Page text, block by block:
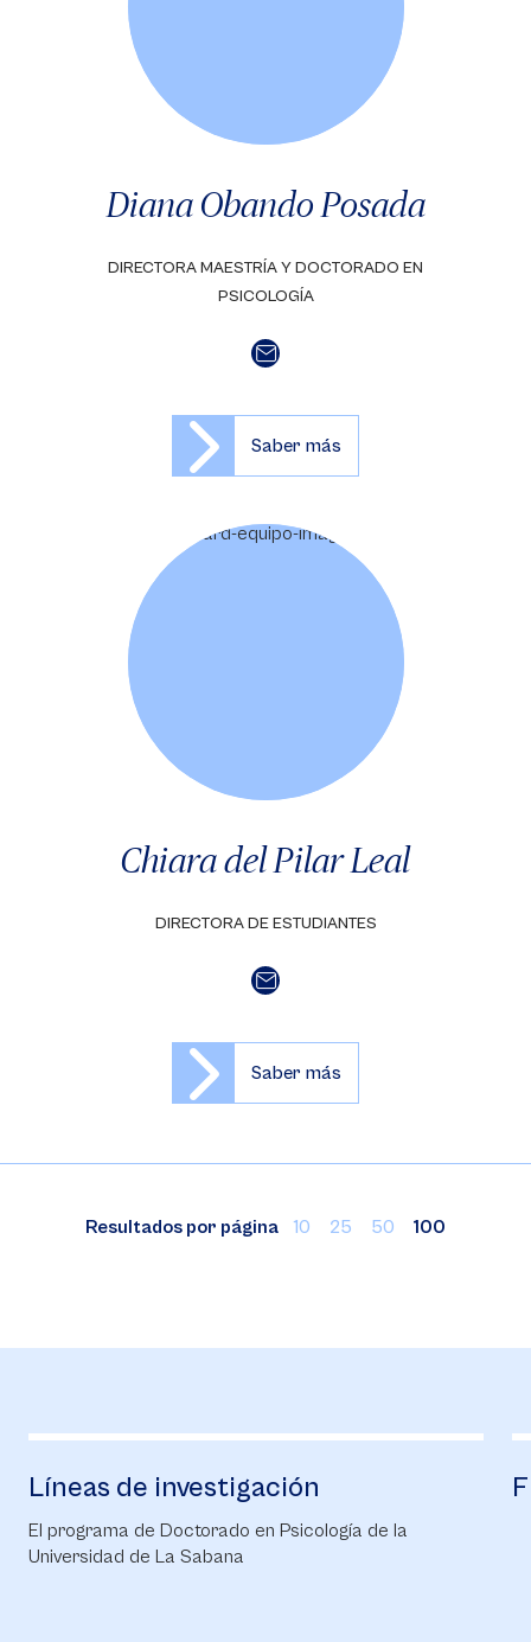
Diana Obando Posada
DIRECTORA MAESTRÍA Y DOCTORADO EN
PSICOLOGÍA
Saber más
Chiara del Pilar Leal
DIRECTORA DE ESTUDIANTES
Saber más
Resultados por página 10 25 50 100
Líneas de investigación
El programa de Doctorado en Psicología de la
Universidad de La Sabana